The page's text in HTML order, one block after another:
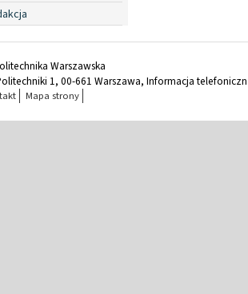
Warszawska
1, 00-661 Warszawa, Informacja
Mapa strony